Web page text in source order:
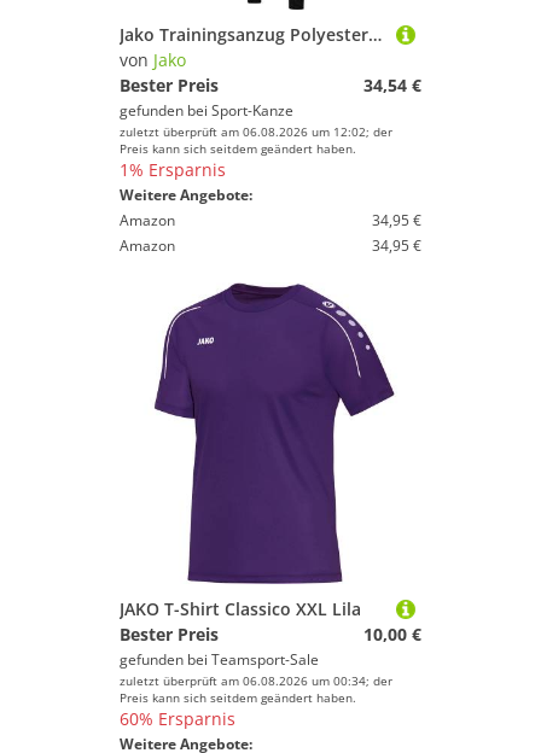
Jako Trainingsanzug Polyester Classico lila M9150 10 Gr. 116
von Jako
Bester Preis
34,54 €
gefunden bei Sport-Kanze
zuletzt überprüft am 06.08.2026 um 12:02; der
Preis kann sich seitdem geändert haben.
1% Ersparnis
Weitere Angebote:
Amazon
34,95 €
Amazon
34,95 €
JAKO T-Shirt Classico XXL Lila
Bester Preis
10,00 €
gefunden bei Teamsport-Sale
zuletzt überprüft am 06.08.2026 um 00:34; der
Preis kann sich seitdem geändert haben.
60% Ersparnis
Weitere Angebote: